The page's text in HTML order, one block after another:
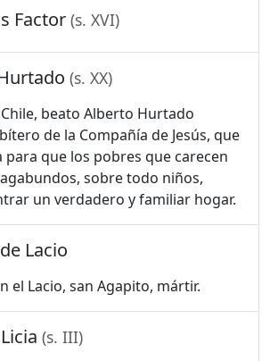
Factor (s. XVI)
(s. XX)
beato Alberto Hurtado
de la Compañía de Jesús, que
que los pobres que carecen
sobre todo niños,
un verdadero y familiar hogar.
Lacio
el Lacio, san Agapito, mártir.
(s. III)